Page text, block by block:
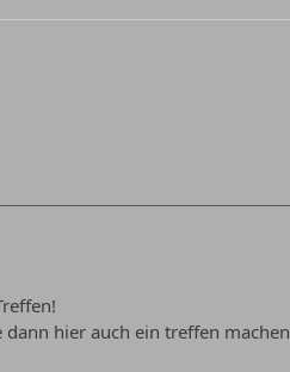
hier auch ein treffen